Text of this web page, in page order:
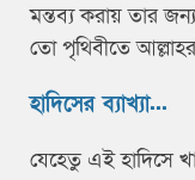
মন্তব্য করায় তার
তো পৃথিবীতে আল্লাহর
হাদিসের ব্যাখ্যা...
যেহেতু এই হাদিসে